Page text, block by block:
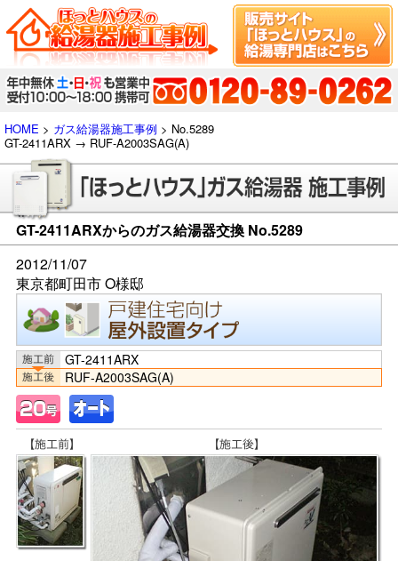
HOME > ガス給湯器施工事例 > No.5289
GT-2411ARX → RUF-A2003SAG(A)
GT-2411ARXからのガス給湯器交換 No.5289
2012/11/07
東京都町田市 O様邸
GT-2411ARX
RUF-A2003SAG(A)